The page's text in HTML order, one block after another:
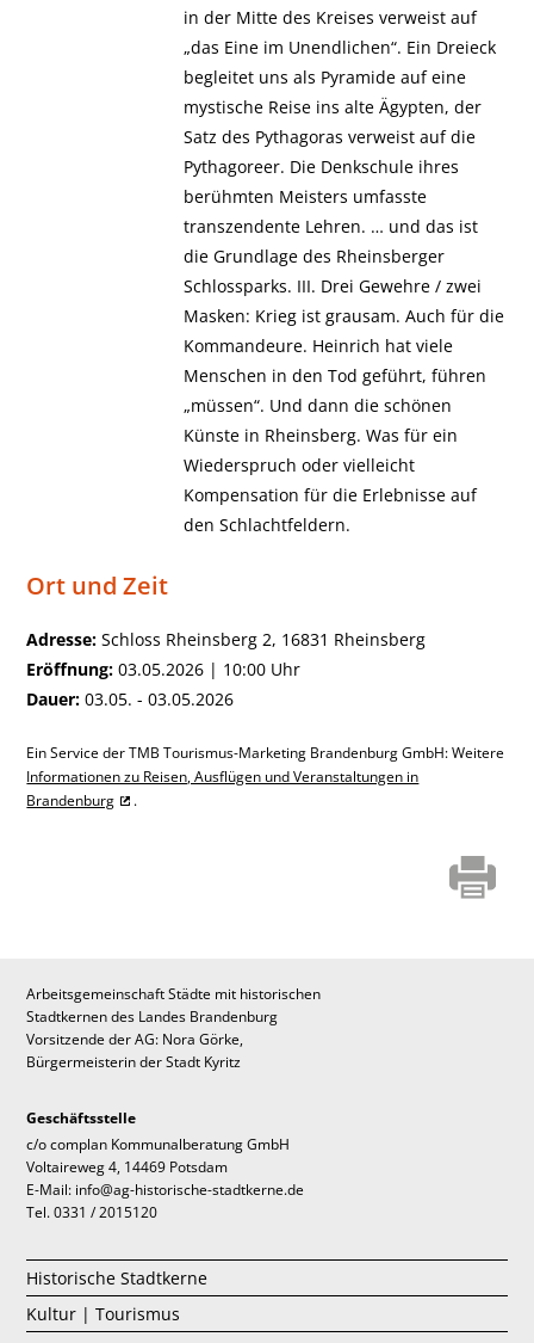
in der Mitte des Kreises verweist auf
„das Eine im Unendlichen“. Ein Dreieck
begleitet uns als Pyramide auf eine
mystische Reise ins alte Ägypten, der
Satz des Pythagoras verweist auf die
Pythagoreer. Die Denkschule ihres
berühmten Meisters umfasste
transzendente Lehren. … und das ist
die Grundlage des Rheinsberger
Schlossparks. III. Drei Gewehre / zwei
Masken: Krieg ist grausam. Auch für die
Kommandeure. Heinrich hat viele
Menschen in den Tod geführt, führen
„müssen“. Und dann die schönen
Künste in Rheinsberg. Was für ein
Wiederspruch oder vielleicht
Kompensation für die Erlebnisse auf
den Schlachtfeldern.
Ort und Zeit
Adresse: Schloss Rheinsberg 2, 16831 Rheinsberg
Eröffnung: 03.05.2026 | 10:00 Uhr
Dauer: 03.05. - 03.05.2026
Ein Service der TMB Tourismus-Marketing Brandenburg GmbH: Weitere
Informationen zu Reisen, Ausflügen und Veranstaltungen in
Brandenburg
.
Arbeitsgemeinschaft Städte mit historischen
Stadtkernen des Landes Brandenburg
Vorsitzende der AG: Nora Görke,
Bürgermeisterin der Stadt Kyritz
Geschäftsstelle
c/o complan Kommunalberatung GmbH
Voltaireweg 4, 14469 Potsdam
E-Mail: info@ag-historische-stadtkerne.de
Tel. 0331 / 2015120
Historische Stadtkerne
Kultur | Tourismus